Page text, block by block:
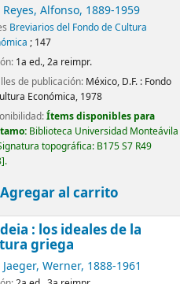
Reyes, Alfonso, 1889-1959
Breviarios del Fondo de Cultura
; 147
1a ed., 2a reimpr.
de publicación: México, D.F. : Fondo
Económica, 1978
Ítems disponibles para
Biblioteca Universidad Monteávila
topográfica: B175 S7 R49
.
Agregar al carrito
: los ideales de la
griega
Jaeger, Werner, 1888-1961